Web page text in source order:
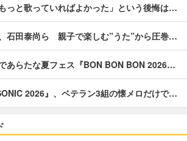
と歌っていればよかった」という後悔は…
石田泰尚ら 親子で楽しむ”うた”から圧巻…
あらたな夏フェス『BON BON BON 2026…
2026』、ベテラン3組の懐メロだけで…